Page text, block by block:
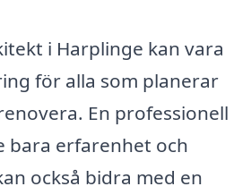
i Harplinge kan vara
för alla som planerar
En professionell
bara erfarenhet och
också bidra med en